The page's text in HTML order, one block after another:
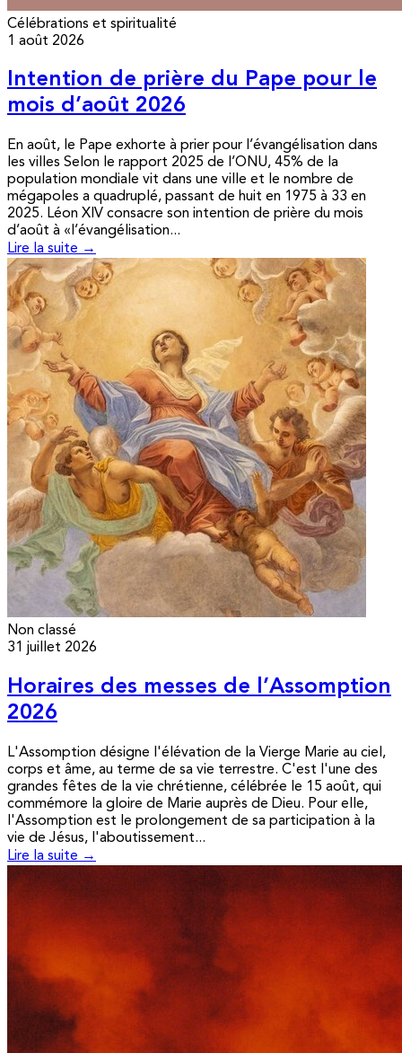
Célébrations et spiritualité
1 août 2026
Intention de prière du Pape pour le
mois d’août 2026
En août, le Pape exhorte à prier pour l’évangélisation dans
les villes Selon le rapport 2025 de l’ONU, 45% de la
population mondiale vit dans une ville et le nombre de
mégapoles a quadruplé, passant de huit en 1975 à 33 en
2025. Léon XIV consacre son intention de prière du mois
d’août à «l’évangélisation...
Lire la suite →
Non classé
31 juillet 2026
Horaires des messes de l’Assomption
2026
L'Assomption désigne l'élévation de la Vierge Marie au ciel,
corps et âme, au terme de sa vie terrestre. C'est l'une des
grandes fêtes de la vie chrétienne, célébrée le 15 août, qui
commémore la gloire de Marie auprès de Dieu. Pour elle,
l'Assomption est le prolongement de sa participation à la
vie de Jésus, l'aboutissement...
Lire la suite →